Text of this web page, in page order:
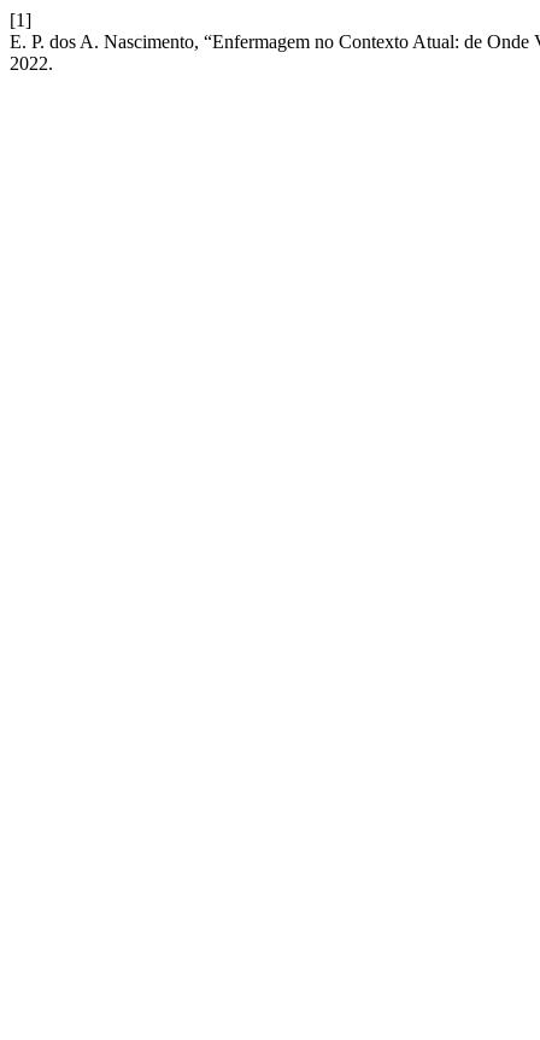
[1]
E. P. dos A. Nascimento, “Enfermagem no Contexto Atual: de Onde
2022.